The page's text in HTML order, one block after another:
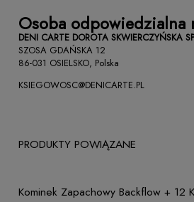
Osoba odpowiedzialna
DENI CARTE DOROTA SKWIERCZYŃSKA
SZOSA GDAŃSKA 12
86-031 OSIELSKO, Polska
KSIEGOWOSC@DENICARTE.PL
PRODUKTY POWIĄZANE
Kominek Zapachowy Backflow + 12